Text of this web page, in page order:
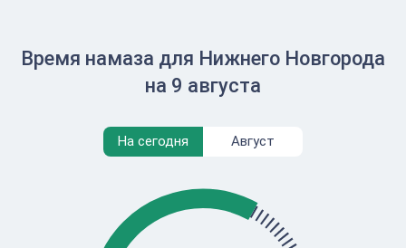
Время намаза для Нижнего Новгорода
на 9 августа
На сегодня Август